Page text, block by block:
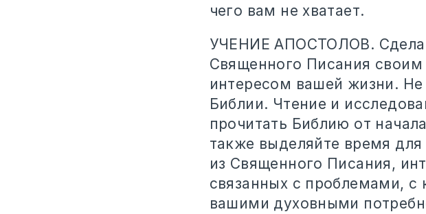
чего вам не хватает.
УЧЕНИЕ АПОСТОЛОВ.
Священного Писания
интересом вашей жизни.
Библии. Чтение и
прочитать Библию от
также выделяйте время
из Священного Писания,
связанных с проблемами, с
вашими духовными